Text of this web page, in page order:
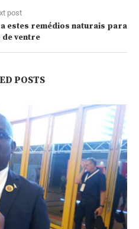
post
estes remédios naturais para
ventre
POSTS